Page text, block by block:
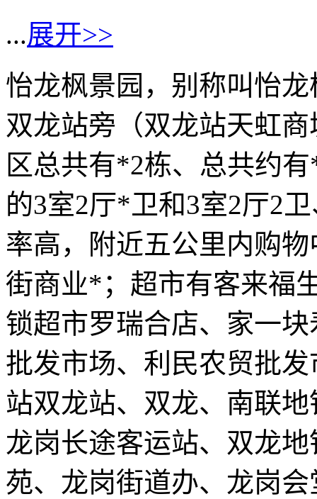
...展开>>
怡龙枫景园，别称叫怡
双龙站旁（双龙站天虹
区总共有*2栋、总共约
的3室2厅*卫和3室2厅2
率高，附近五公里内购
街商业*；超市有客来福
锁超市罗瑞合店、家一
批发市场、利民农贸批
站双龙站、双龙、南联
龙岗长途客运站、双龙
苑、龙岗街道办、龙岗